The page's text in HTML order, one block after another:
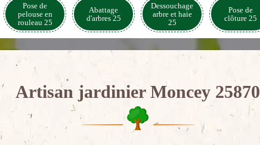
Pose de
pelouse en
rouleau 25
Abattage
d'arbres 25
Dessouchage
arbre et haie
25
Pose de
clôture 25
Artisan jardinier Moncey 25870